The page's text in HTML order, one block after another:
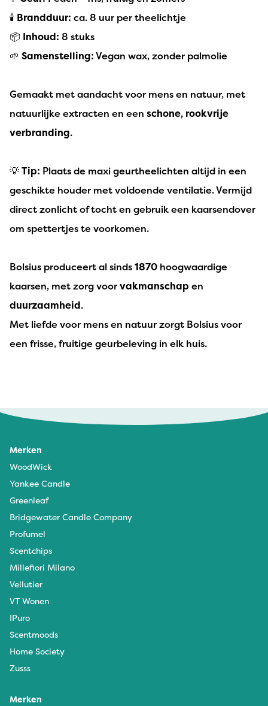
🕯️ Brandduur: ca. 8 uur per theelichtje
📦 Inhoud: 8 stuks
🌱 Samenstelling:Vegan wax, zonder palmolie
Gemaakt met aandacht voor mens en natuur, met
natuurlijke extracten en een schone, rookvrije
verbranding.
💡Tip: Plaats de maxi geurtheelichten altijd in een
geschikte houder met voldoende ventilatie. Vermijd
direct zonlicht of tocht en gebruik een kaarsendover
om spettertjes te voorkomen.
Bolsius produceert al sinds1870 hoogwaardige
kaarsen, met zorg voorvakmanschap en
duurzaamheid.
Met liefde voor mens en natuur zorgt Bolsius voor
een frisse, fruitige geurbeleving in elk huis.
Ruikt heerlijk
Merken
WoodWick
Yankee Candle
Greenleaf
Bridgewater Candle Company
Profumel
Scentchips
Millefiori Milano
Vellutier
VT Wonen
IPuro
Scentmoods
Home Society
Zusss
Merken